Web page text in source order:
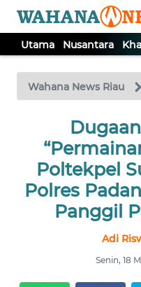
Utama Nusantara
Wahana News Riau
Poltekpel
Polres
Panggil
Adi
Senin, 18
TV
Tutup
NUSANTARA